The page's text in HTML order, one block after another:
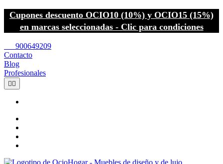
Cupones descuento OCIO10 (10%) y OCIO15 (15%)
en marcas seleccionadas - Clic para condiciones
900649209
Contacto
Blog
Profesionales
 